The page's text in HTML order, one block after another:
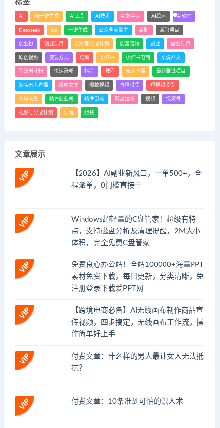
标签
AI AI一键生成 AI工具 AI技术 AI数字人 AI绘画 AI软件
Deepseek mp 一键生成 公众号流量主 兼职 兼职项目
创业粉 创业项目 创作者分成计划 创富道场 副业 副业项目
原创视频 变现方式 培训 小红书 小红书电商 小说推文
引流创业粉 快速涨粉 抖音 教程 无人直播 最新赚钱项目
淘宝无人直播 爆款文案 爆款视频 直播带货 短视频带货
私域流量 精准创业粉 精准引流 网盘拉新 视频 视频号
视频号分成计划 课程 赚钱
文章展示
【2026】AI副业新风口，一单500+，全
程派单，0门槛直接干
Windows超轻量的C盘管家！超级有特
点，支持磁盘分析及清理提醒，2M大小
体积，完全免费C盘管家
免费良心办公站！全站100000+海量PPT
素材免费下载，每日更新，分类清晰，免
注册登录下载爱PPT网
【跨境电商必备】AI无线画布制作商品宣
传视频，四步搞定，无线画布工作流，操
作简单好上手
付费文章：什么样的男人最让女人无法抵
抗？
付费文章：10条准到可怕的识人术